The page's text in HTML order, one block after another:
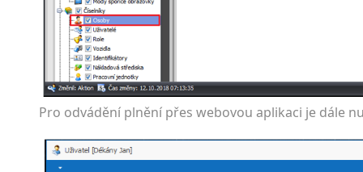
Pro odvádění plnění přes webovou aplikaci je dále